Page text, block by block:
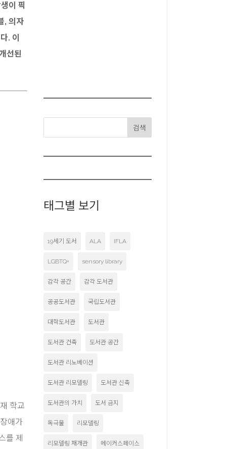
이 픽
, 의자
. 이
선된
학교
애가
를 제
검색
태그별 보기
19세기 도서 ALA IFLA
LGBTQ+ sensory library
감각 공간 감각 도서관
공공도서관 국립도서관
대학도서관 도서관
도서관 건축 도서관 공간
도서관 리노베이션
도서관 리모델링 도서관 신축
도서관의 가치 도서 금지
독극물 리모델링
리모델링 재개관 메이커스페이스